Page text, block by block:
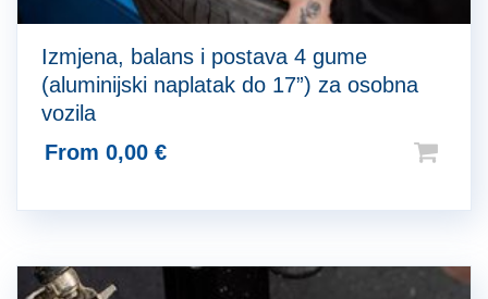
Izmjena, balans i postava 4 gume
(aluminijski naplatak do 17”) za osobna
vozila
From 0,00 €